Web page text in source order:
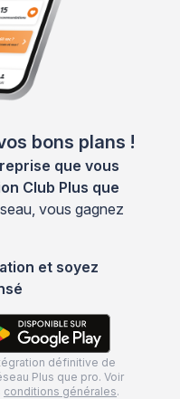
bons plans !
que vous
Club Plus que
vous gagnez
et soyez
définitive de
Plus que pro. Voir
conditions générales.